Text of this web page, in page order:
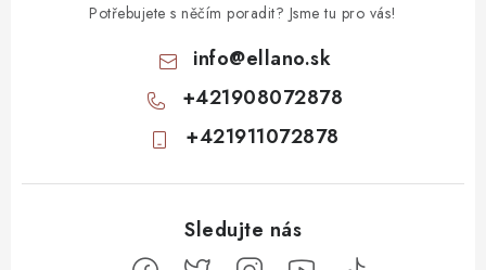
Potřebujete s něčím poradit? Jsme tu pro vás!
info@ellano.sk
+421908072878
+421911072878